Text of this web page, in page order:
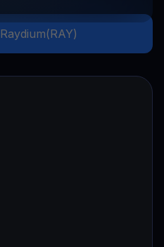
Raydium(RAY)